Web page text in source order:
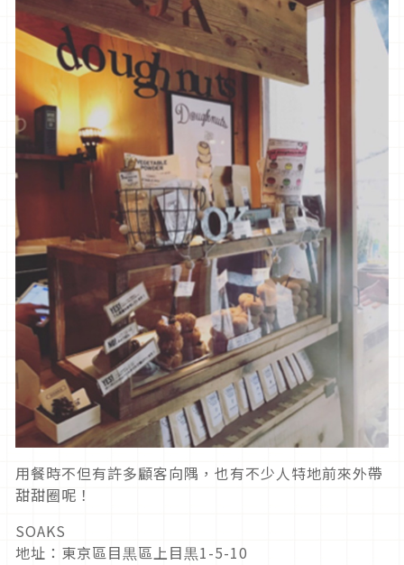
用餐時不但有許多顧客向隅，也有不少人特地前來外帶
甜甜圈呢！
SOAKS
地址：東京區目黒區上目黒1-5-10